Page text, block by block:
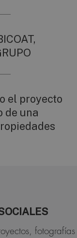
el proyecto
de una
fotografías